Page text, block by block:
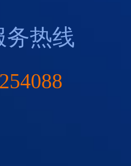
务热线